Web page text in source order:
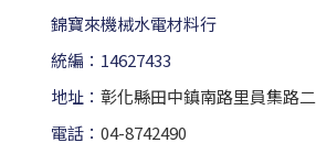
錦寶來機械水電材料行
統編：14627433
地址： 彰化縣田中鎮南路里員集路
電話： 04-8742490